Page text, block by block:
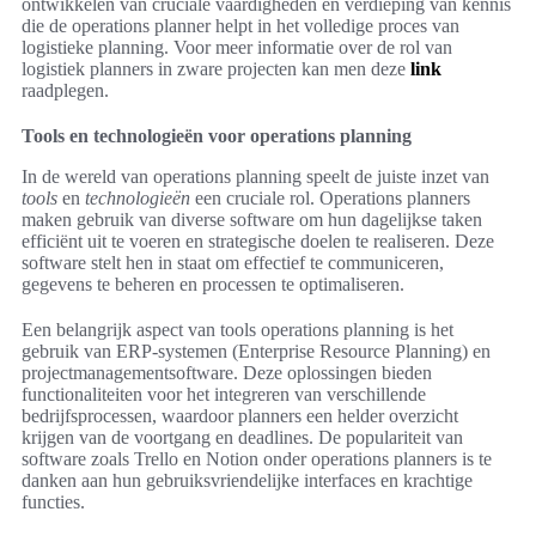
ontwikkelen van cruciale vaardigheden en verdieping van kennis
die de operations planner helpt in het volledige proces van
logistieke planning. Voor meer informatie over de rol van
logistiek planners in zware projecten kan men deze link
raadplegen.
Tools en technologieën voor operations planning
In de wereld van operations planning speelt de juiste inzet van
tools en technologieën een cruciale rol. Operations planners
maken gebruik van diverse software om hun dagelijkse taken
efficiënt uit te voeren en strategische doelen te realiseren. Deze
software stelt hen in staat om effectief te communiceren,
gegevens te beheren en processen te optimaliseren.
Een belangrijk aspect van tools operations planning is het
gebruik van ERP-systemen (Enterprise Resource Planning) en
projectmanagementsoftware. Deze oplossingen bieden
functionaliteiten voor het integreren van verschillende
bedrijfsprocessen, waardoor planners een helder overzicht
krijgen van de voortgang en deadlines. De populariteit van
software zoals Trello en Notion onder operations planners is te
danken aan hun gebruiksvriendelijke interfaces en krachtige
functies.